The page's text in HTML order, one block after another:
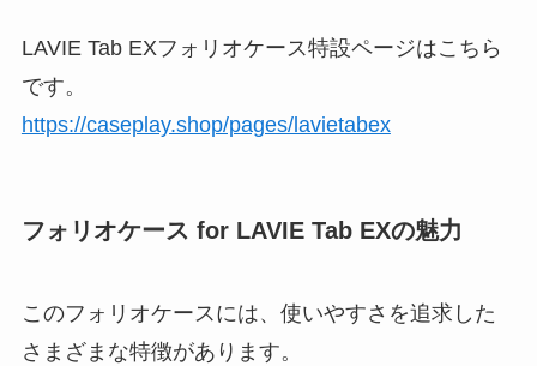
LAVIE Tab EXフォリオケース特設ページはこちら
です。
https://caseplay.shop/pages/lavietabex
フォリオケース for LAVIE Tab EXの魅力
このフォリオケースには、使いやすさを追求した
さまざまな特徴があります。